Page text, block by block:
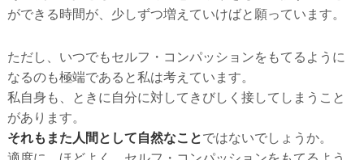
ができる時間が、少しずつ増えていけばと願っています。
ただし、いつでもセルフ・コンパッションをもてるように
なるのも極端であると私は考えています。
私自身も、ときに自分に対してきびしく接してしまうこと
があります。
それもまた人間として自然なことではないでしょうか。